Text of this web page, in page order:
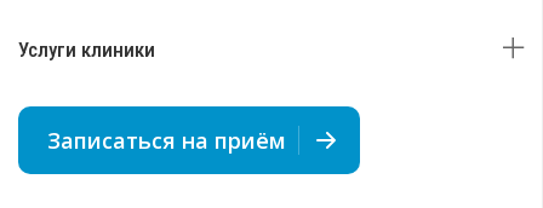
Услуги клиники
Записаться на приём